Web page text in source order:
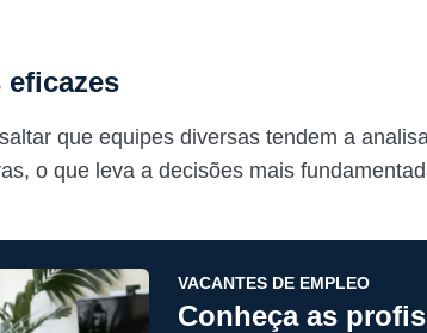
eficazes
que equipes diversas tendem a
o que leva a decisões mais
VACANTES DE EMPLEO
Conheça as